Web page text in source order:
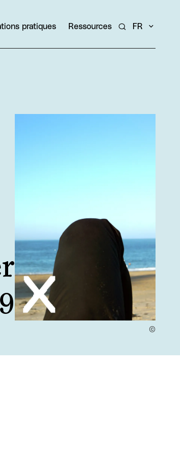
pratiques Ressources Rechercher un
FR